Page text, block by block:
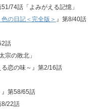
51/74話「よみがえる記憶」
の日記＜完全版＞ 』第8/40話
話
宗の敗北」
恋の味～』第2/16話
』第58/65話
8/22話